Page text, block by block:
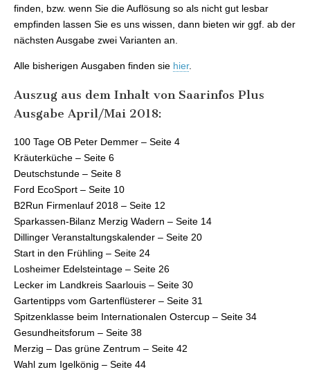
finden, bzw. wenn Sie die Auflösung so als nicht gut lesbar
empfinden lassen Sie es uns wissen, dann bieten wir ggf. ab der
nächsten Ausgabe zwei Varianten an.
Alle bisherigen Ausgaben finden sie hier.
Auszug aus dem Inhalt von Saarinfos Plus
Ausgabe April/Mai 2018:
100 Tage OB Peter Demmer – Seite 4
Kräuterküche – Seite 6
Deutschstunde – Seite 8
Ford EcoSport – Seite 10
B2Run Firmenlauf 2018 – Seite 12
Sparkassen-Bilanz Merzig Wadern – Seite 14
Dillinger Veranstaltungskalender – Seite 20
Start in den Frühling – Seite 24
Losheimer Edelsteintage – Seite 26
Lecker im Landkreis Saarlouis – Seite 30
Gartentipps vom Gartenflüsterer – Seite 31
Spitzenklasse beim Internationalen Ostercup – Seite 34
Gesundheitsforum – Seite 38
Merzig – Das grüne Zentrum – Seite 42
Wahl zum Igelkönig – Seite 44